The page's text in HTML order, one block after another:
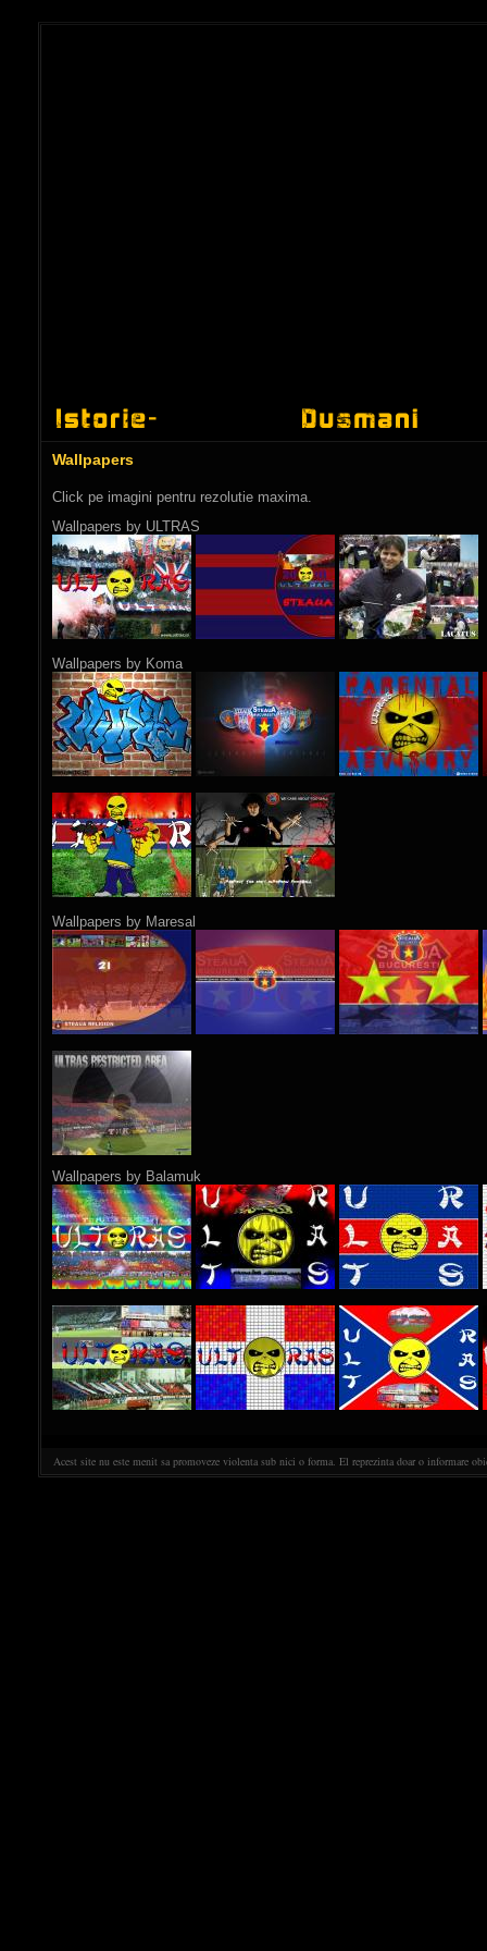
Wallpapers
Click pe imagini pentru rezolutie maxima.
Wallpapers by ULTRAS
Wallpapers by Koma
Wallpapers by Maresal
Wallpapers by Balamuk
Acest site nu este menit sa promoveze violenta sub nici o forma. El reprezinta doar o